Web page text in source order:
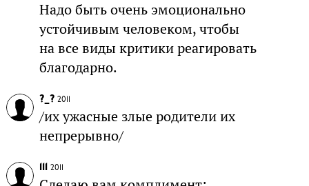
Надо быть очень эмоционально
устойчивым человеком, чтобы
на все виды критики реагировать
благодарно.
?_? 2011
/их ужасные злые родители их
непрерывно/
111 2011